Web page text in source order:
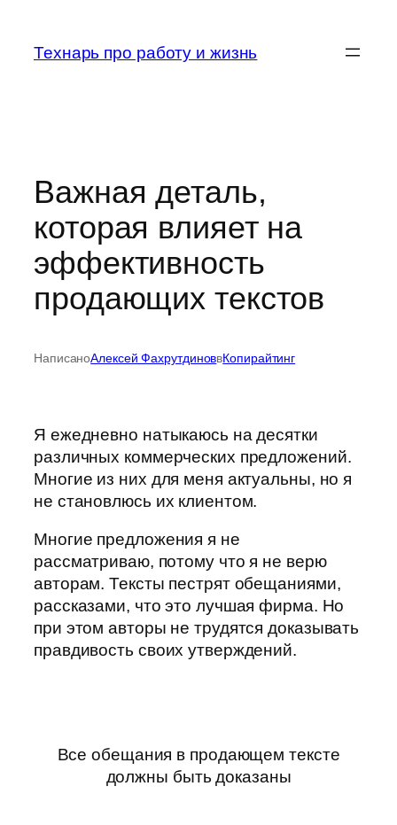
содержимому
Технарь про работу и жизнь
Важная деталь,
которая влияет на
эффективность
продающих текстов
НаписаноАлексей ФахрутдиноввКопирайтинг
Я ежедневно натыкаюсь на десятки
различных коммерческих предложений.
Многие из них для меня актуальны, но я
не становлюсь их клиентом.
Многие предложения я не
рассматриваю, потому что я не верю
авторам. Тексты пестрят обещаниями,
рассказами, что это лучшая фирма. Но
при этом авторы не трудятся доказывать
правдивость своих утверждений.
Все обещания в продающем тексте
должны быть доказаны